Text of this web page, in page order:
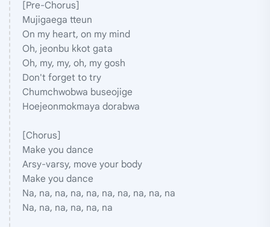
[Pre-Chorus]
Mujigaega tteun
On my heart, on my mind
Oh, jeonbu kkot gata
Oh, my, my, oh, my gosh
Don't forget to try
Chumchwobwa buseojige
Hoejeonmokmaya dorabwa
[Chorus]
Make you dance
Arsy-varsy, move your body
Make you dance
Na, na, na, na, na, na, na, na, na, na
Na, na, na, na, na, na